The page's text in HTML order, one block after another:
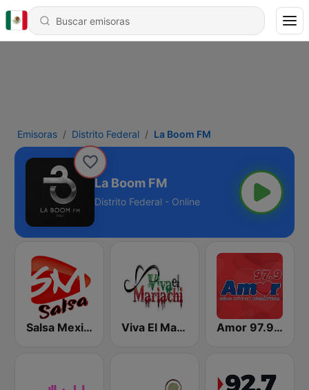
Emisoras Distrito Federal La Boom FM
La Boom FM
Distrito Federal - Online
Salsa Mexico Viva El Mariachi Amor 97.9 FM